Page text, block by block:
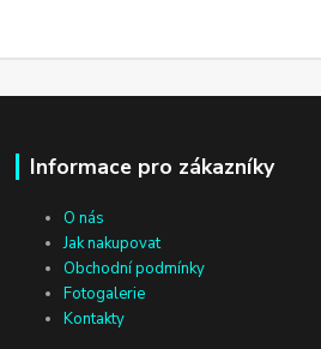
Informace pro zákazníky
O nás
Jak nakupovat
Obchodní podmínky
Fotogalerie
Kontakty